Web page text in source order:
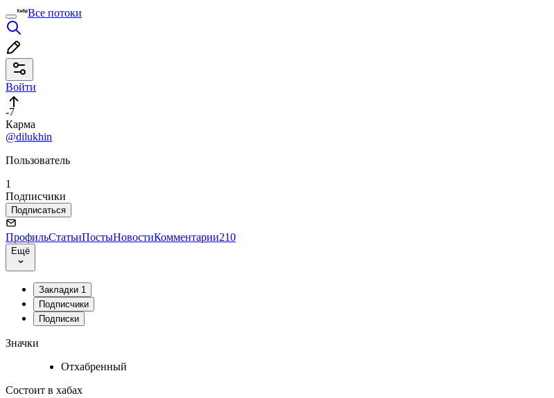
Все потоки
Войти
-7
Карма
@dilukhin
Пользователь
1
Подписчики
Подписаться
ПрофильСтатьиПостыНовостиКомментарии210
Ещё
Закладки 1
Подписчики
Подписки
Значки
Отхабренный
Состоит в хабах